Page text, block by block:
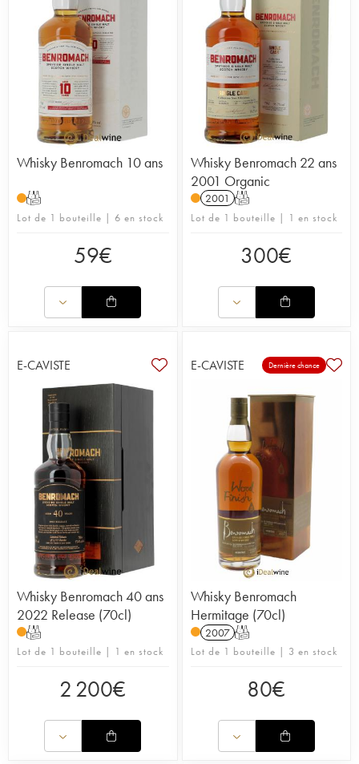
Whisky Benromach 10 ans
T
Lot de 1 bouteille | 6 en stock
59€
Whisky Benromach 22 ans
2001 Organic
2001 T
Lot de 1 bouteille | 1 en stock
300€
E-CAVISTE
Whisky Benromach 40 ans
2022 Release (70cl)
T
Lot de 1 bouteille | 1 en stock
2 200€
E-CAVISTE Dernière chance
Whisky Benromach
Hermitage (70cl)
2007 T
Lot de 1 bouteille | 3 en stock
80€